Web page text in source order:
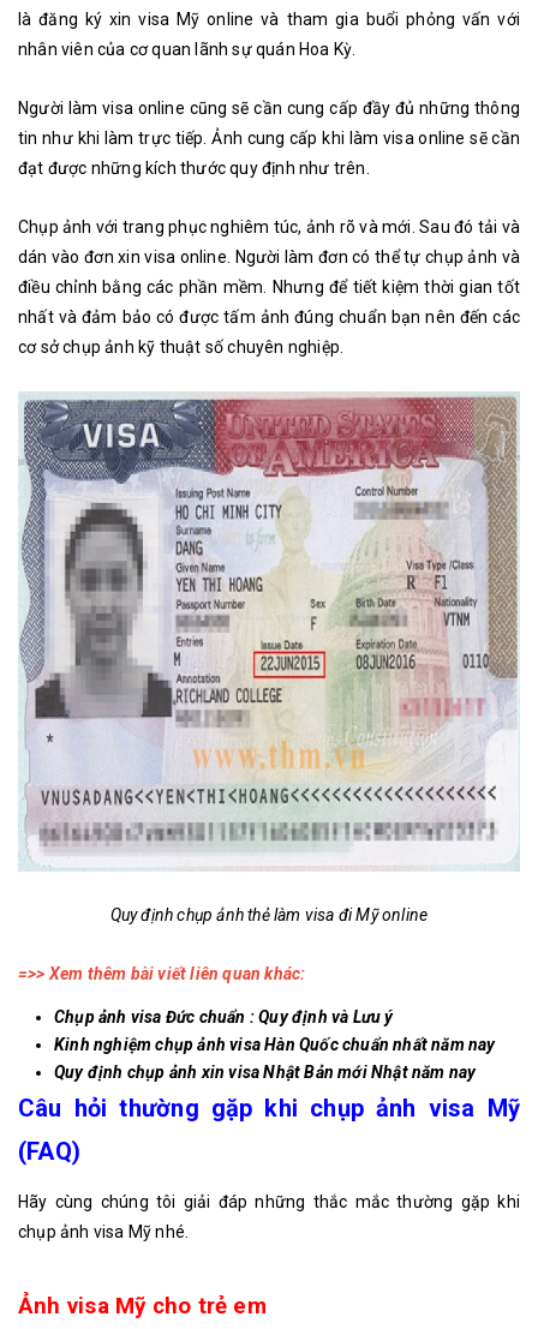
là đăng ký xin visa Mỹ online và tham gia buổi phỏng vấn với
nhân viên của cơ quan lãnh sự quán Hoa Kỳ.
Người làm visa online cũng sẽ cần cung cấp đầy đủ những thông
tin như khi làm trực tiếp. Ảnh cung cấp khi làm visa online sẽ cần
đạt được những kích thước quy định như trên.
Chụp ảnh với trang phục nghiêm túc, ảnh rõ và mới. Sau đó tải và
dán vào đơn xin visa online. Người làm đơn có thể tự chụp ảnh và
điều chỉnh bằng các phần mềm. Nhưng để tiết kiệm thời gian tốt
nhất và đảm bảo có được tấm ảnh đúng chuẩn bạn nên đến các
cơ sở chụp ảnh kỹ thuật số chuyên nghiệp.
Quy định chụp ảnh thẻ làm visa đi Mỹ online
=>> Xem thêm bài viết liên quan khác:
Chụp ảnh visa Đức chuẩn : Quy định và Lưu ý
Kinh nghiệm chụpảnh visa Hàn Quốcchuẩn nhất năm nay
Quy định chụp ảnh xin visa NhậtBản mới Nhật năm nay
Câu hỏi thường gặp khi chụp ảnh visa Mỹ
(FAQ)
Hãy cùng chúng tôi giải đáp những thắc mắc thường gặp khi
chụp ảnh visa Mỹ nhé.
Ảnh visa Mỹ cho trẻ em